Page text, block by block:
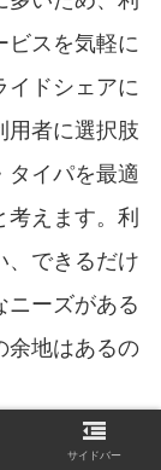
ビスを気軽に
イドシェアに
用者に選択肢
タイパを最適
えます。利
、できるだけ
ニーズがある
余地はあるの
サイドバー